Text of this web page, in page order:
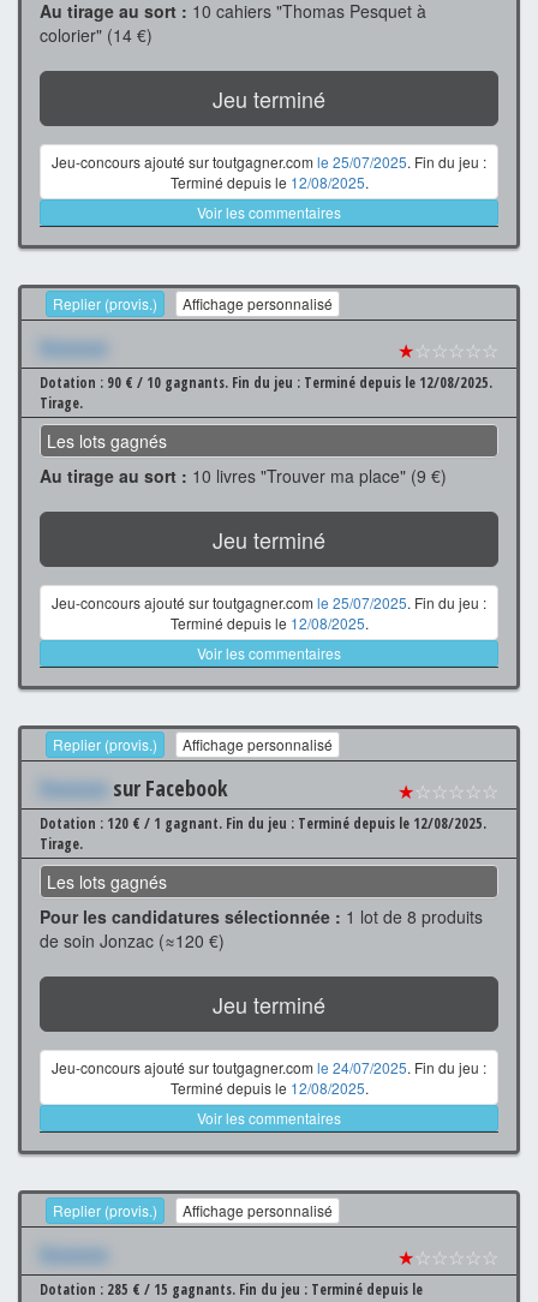
Au tirage au sort : 10 cahiers "Thomas Pesquet à
colorier" (14 €)
Jeu terminé
Jeu-concours ajouté sur toutgagner.com le 25/07/2025. Fin du jeu :
Terminé depuis le 12/08/2025.
Voir les commentaires
Replier (provis.) Affichage personnalisé
Xxxxxxx ★☆☆☆☆☆
Dotation : 90 € / 10 gagnants. Fin du jeu : Terminé depuis le 12/08/2025.
Tirage.
Les lots gagnés
Au tirage au sort : 10 livres "Trouver ma place" (9 €)
Jeu terminé
Jeu-concours ajouté sur toutgagner.com le 25/07/2025. Fin du jeu :
Terminé depuis le 12/08/2025.
Voir les commentaires
Replier (provis.) Affichage personnalisé
Xxxxxxx sur Facebook ★☆☆☆☆☆
Dotation : 120 € / 1 gagnant. Fin du jeu : Terminé depuis le 12/08/2025.
Tirage.
Les lots gagnés
Pour les candidatures sélectionnée : 1 lot de 8 produits
de soin Jonzac (≈120 €)
Jeu terminé
Jeu-concours ajouté sur toutgagner.com le 24/07/2025. Fin du jeu :
Terminé depuis le 12/08/2025.
Voir les commentaires
Replier (provis.) Affichage personnalisé
Xxxxxxx ★☆☆☆☆☆
Dotation : 285 € / 15 gagnants. Fin du jeu : Terminé depuis le